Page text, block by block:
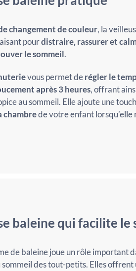
changement de couleur, la
pourdistraire, rassurer et
le sommeil.
vous permet derégler le
après 3 heures, offrant
au sommeil. Elle ajoute une
chambrede votre enfant lorsqu’elle
baleine qui facilite le
de baleine joue un rôle important
des tout-petits. Elles offrent